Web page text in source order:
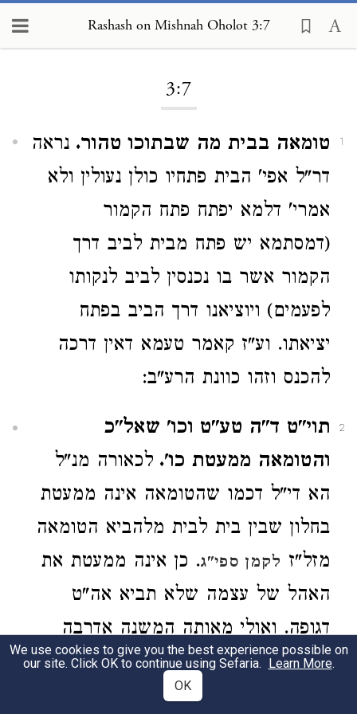
Rashash on Mishnah Oholot 3:7
3:7
1 טומאה בבית מה שבתוכו טהור. נראה
דר"ל אפי' הבית פתחיו כולן נעולין ולא
אמרי' דלמא יפתח פתח הקמור
(דמסתמא יש פתח מבית לביב דרך
הקמור אשר בו נכנסין לביב לנקותו
לפעמים) ויוציאנו דרך הביב בפתח
יציאתו. וע"ז קאמר טעמא דאין דרכה
להכנס וזהו כוונת הרע"ב:
2
תוי"ט ד"ה טע"ט וכו' שאל"כ
והטומאה ממעטת כו'. לכאורה מנ"ל
הא די"ל דכמו שהטומאה אינה ממעטת
בחלון שבין בית לבית מלהביא הטומאה
מזל"ז לקמן ספי"ג. כן אינה ממעטת את
האהל של עצמה שלא תביא אה"ט
דגופה. ואולי מאותה המשנה אדרבה
למד הראב"ד דינו ליישב בזה קושיית
המהר"ם בתוי"ט שם בד"ה ולא כזית
We use cookies to give you the best experience possible on
our site. Click OK to continue using Sefaria. Learn More.
OK